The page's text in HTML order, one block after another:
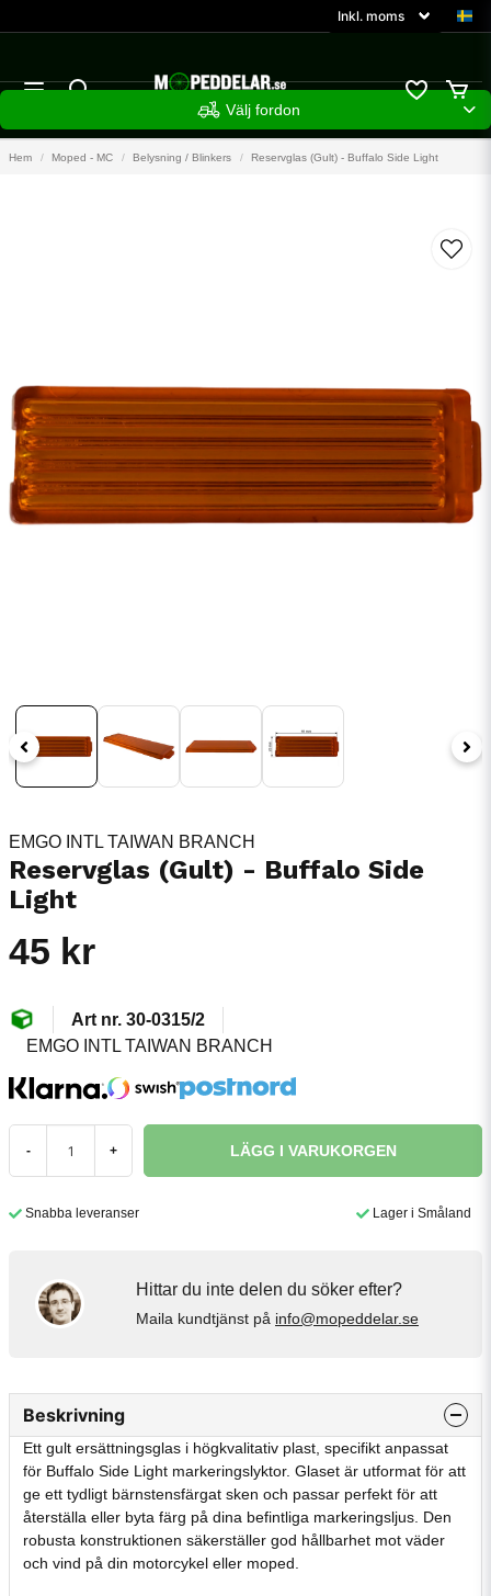
Välj fordon
Hem Moped - MC Belysning / Blinkers Reservglas (Gult) - Buffalo Side Light
EMGO INTL TAIWAN BRANCH
Reservglas (Gult) - Buffalo Side
Light
45 kr
30-0315/2
EMGO INTL TAIWAN BRANCH
- + LÄGG I VARUKORGEN
Snabba leveranser Lager i Småland
Hittar du inte delen du söker efter?
Maila kundtjänst på info@mopeddelar.se
Beskrivning
Ett gult ersättningsglas i högkvalitativ plast, specifikt anpassat
för Buffalo Side Light markeringslyktor. Glaset är utformat för att
ge ett tydligt bärnstensfärgat sken och passar perfekt för att
återställa eller byta färg på dina befintliga markeringsljus. Den
robusta konstruktionen säkerställer god hållbarhet mot väder
och vind på din motorcykel eller moped.